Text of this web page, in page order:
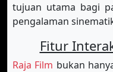
tujuan utama bagi
pengalaman
Fitur
Raja Film bukan